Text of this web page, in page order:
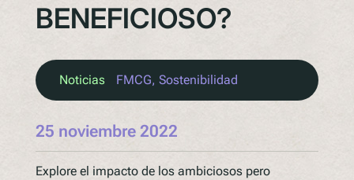
BENEFICIOSO?
Noticias FMCG, Sostenibilidad
25 noviembre 2022
Explore el impacto de los ambiciosos pero